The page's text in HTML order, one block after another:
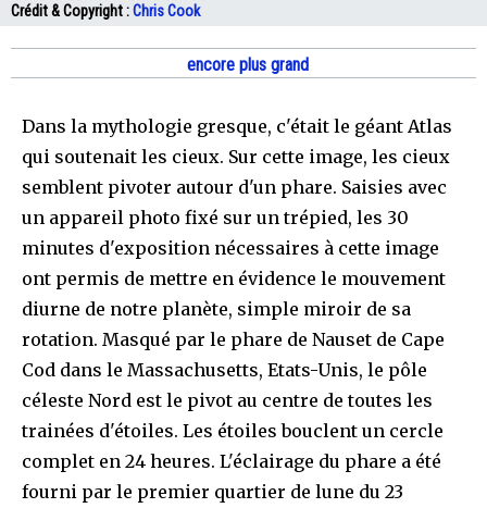
Crédit & Copyright :Chris Cook
encore plus grand
Dans la mythologie gresque, c'était le géant Atlas
qui soutenait les cieux. Sur cette image, les cieux
semblent pivoter autour d'un phare. Saisies avec
un appareil photo fixé sur un trépied, les 30
minutes d'exposition nécessaires à cette image
ont permis de mettre en évidence le mouvement
diurne de notre planète, simple miroir de sa
rotation. Masqué par le phare de Nauset de Cape
Cod dans le Massachusetts, Etats-Unis, le pôle
céleste Nord est le pivot au centre de toutes les
trainées d'étoiles. Les étoiles bouclent un cercle
complet en 24 heures. L'éclairage du phare a été
fourni par le premier quartier de lune du 23